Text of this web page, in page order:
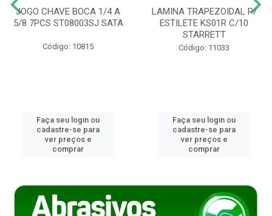
JOGO CHAVE BOCA 1/4 A
5/8 7PCS ST08003SJ SATA
Código: 10815
Faça seu login ou
cadastre-se para
ver preços e
comprar
LAMINA TRAPEZOIDAL P/
ESTILETE KS01R C/10
STARRETT
Código: 11033
Faça seu login ou
cadastre-se para
ver preços e
comprar